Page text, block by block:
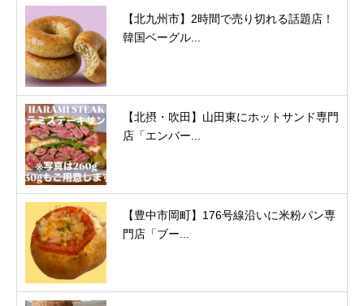
【北九州市】2時間で売り切れる話題店！
韓国ベーグル...
【北摂・吹田】山田東にホットサンド専門
店「エンバー...
【豊中市岡町】176号線沿いに米粉パン専
門店「ブー...